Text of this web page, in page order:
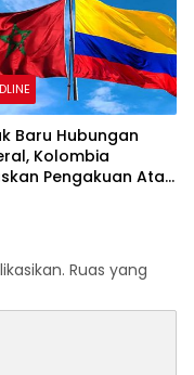
Baru Hubungan
Kolombia
Pengakuan Atas
Ruas yang